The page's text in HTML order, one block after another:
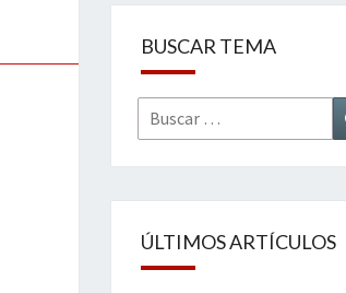
BUSCAR TEMA
Buscar
por:
ÚLTIMOS ARTÍCULOS